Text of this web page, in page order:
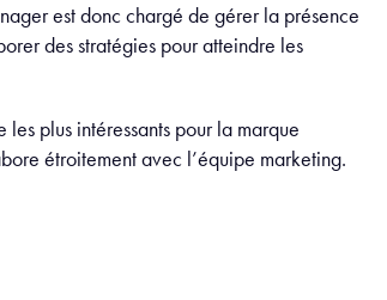
est donc chargé de gérer la présence
des stratégies pour atteindre les
les plus intéressants pour la marque
étroitement avec l’équipe marketing.